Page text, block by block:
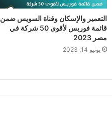
التعمير والإسكان وقناة السويس ضمن
قائمة فوربس لأقوى 50 شركة في
مصر 2023
يونيو 14, 2023